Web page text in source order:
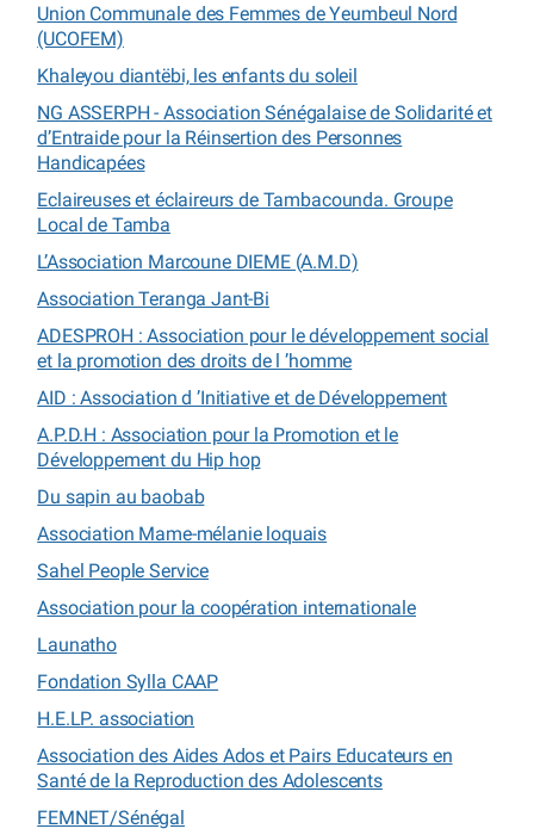
Union Communale des Femmes de Yeumbeul Nord
(UCOFEM)
Khaleyou diantëbi, les enfants du soleil
NG ASSERPH - Association Sénégalaise de Solidarité et
d’Entraide pour la Réinsertion des Personnes
Handicapées
Eclaireuses et éclaireurs de Tambacounda. Groupe
Local de Tamba
L’Association Marcoune DIEME (A.M.D)
Association Teranga Jant-Bi
ADESPROH : Association pour le développement social
et la promotion des droits de l ’homme
AID : Association d ’Initiative et de Développement
A.P.D.H : Association pour la Promotion et le
Développement du Hip hop
Du sapin au baobab
Association Mame-mélanie loquais
Sahel People Service
Association pour la coopération internationale
Launatho
Fondation Sylla CAAP
H.E.LP. association
Association des Aides Ados et Pairs Educateurs en
Santé de la Reproduction des Adolescents
FEMNET/Sénégal